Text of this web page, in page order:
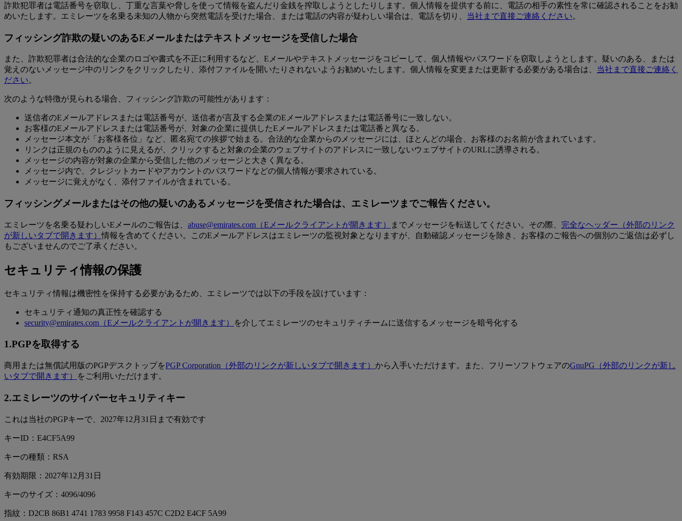
詐欺犯罪者は電話番号を窃取し、丁重な言葉や脅しを使って情報を盗んだり金銭を搾取しようとしたりします。個人情報を提供する前に、電話の相手の素性を常に確認されることをお勧
めいたします。エミレーツを名乗る未知の人物から突然電話を受けた場合、または電話の内容が疑わしい場合は、電話を切り、 当社まで直接ご連絡ください。
フィッシング詐欺の疑いのあるEメールまたはテキストメッセージを受信した場合
また、詐欺犯罪者は合法的な企業のロゴや書式を不正に利用するなど、Eメールやテキストメッセージをコピーして、個人情報やパスワードを窃取しようとします。疑いのある、または
覚えのないメッセージ中のリンクをクリックしたり、添付ファイルを開いたりされないようお勧めいたします。個人情報を変更または更新する必要がある場合は、 当社まで直接ご連絡く
ださい。
次のような特徴が見られる場合、フィッシング詐欺の可能性があります：
送信者のEメールアドレスまたは電話番号が、送信者が言及する企業のEメールアドレスまたは電話番号に一致しない。
お客様のEメールアドレスまたは電話番号が、対象の企業に提供したEメールアドレスまたは電話番と異なる。
メッセージ本文が「お客様各位」など、匿名宛ての挨拶で始まる。合法的な企業からのメッセージには、ほとんどの場合、お客様のお名前が含まれています。
リンクは正規のもののように見えるが、クリックすると対象の企業のウェブサイトのアドレスに一致しないウェブサイトのURLに誘導される。
メッセージの内容が対象の企業から受信した他のメッセージと大きく異なる。
メッセージ内で、クレジットカードやアカウントのパスワードなどの個人情報が要求されている。
メッセージに覚えがなく、添付ファイルが含まれている。
フィッシングメールまたはその他の疑いのあるメッセージを受信された場合は、エミレーツまでご報告ください。
エミレーツを名乗る疑わしいEメールのご報告は、 abuse@emirates.com （Eメールクライアントが開きます） までメッセージを転送してください。その際、 完全なヘッダー （外部のリンク
が新しいタブで開きます）情報を含めてください。このEメールアドレスはエミレーツの監視対象となりますが、自動確認メッセージを除き、お客様のご報告への個別のご返信は必ずし
もございませんのでご了承ください。
セキュリティ情報の保護
セキュリティ情報は機密性を保持する必要があるため、エミレーツでは以下の手段を設けています：
セキュリティ通知の真正性を確認する
security@emirates.com （Eメールクライアントが開きます） を介してエミレーツのセキュリティチームに送信するメッセージを暗号化する
1.PGPを取得する
商用または無償試用版のPGPデスクトップをPGP Corporation （外部のリンクが新しいタブで開きます） から入手いただけます。また、フリーソフトウェアのGnuPG （外部のリンクが新し
いタブで開きます）
をご利用いただけます。
2.エミレーツのサイバーセキュリティキー
これは当社のPGPキーで、2027年12月31日まで有効です
キーID：E4CF5A99
キーの種類：RSA
有効期限：2027年12月31日
キーのサイズ：4096/4096
指紋：D2CB 86B1 4741 1783 9958 F143 457C C2D2 E4CF 5A99